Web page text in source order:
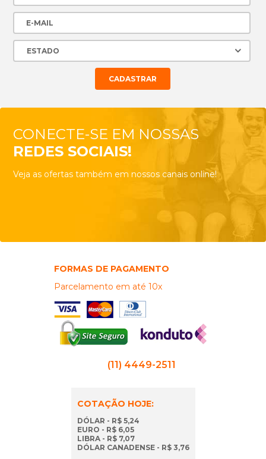
CONECTE-SE EM NOSSAS
REDES SOCIAIS!
Veja as ofertas também em nossos canais online!
FORMAS DE PAGAMENTO
Parcelamento em até 10x
(11) 4449-2511
COTAÇÃO HOJE:
DÓLAR - R$ 5,24
EURO - R$ 6,05
LIBRA - R$ 7,07
DÓLAR CANADENSE - R$ 3,76